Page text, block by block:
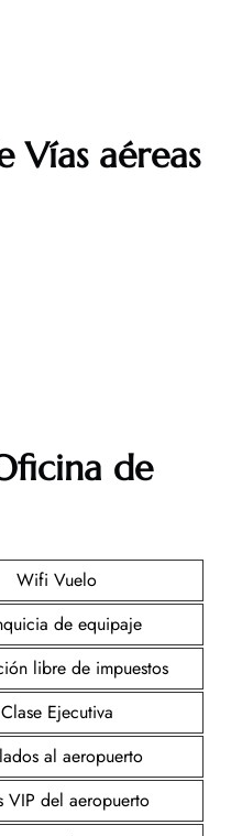
Vías aéreas
de
Wifi Vuelo
de equipaje
libre de impuestos
Clase Ejecutiva
al aeropuerto
VIP del aeropuerto